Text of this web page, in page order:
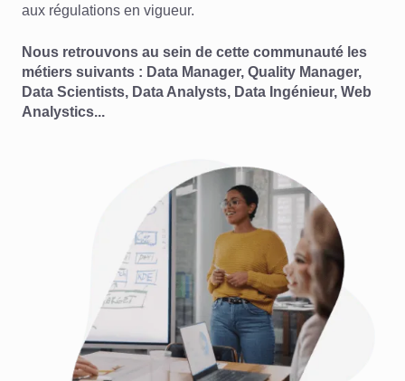
aux régulations en vigueur.
Nous retrouvons au sein de cette communauté les
métiers suivants : Data Manager, Quality Manager,
Data Scientists, Data Analysts, Data Ingénieur, Web
Analystics...